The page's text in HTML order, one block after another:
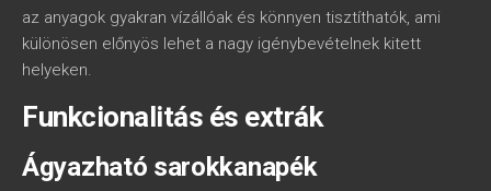
az anyagok gyakran vízállóak és könnyen tisztíthatók, ami
különösen előnyös lehet a nagy igénybevételnek kitett
helyeken.
Funkcionalitás és extrák
Ágyazható sarokkanapék